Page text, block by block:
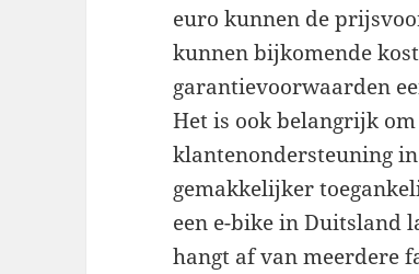
euro kunnen de
kunnen bijkomende
garantievoorwaarden
Het is ook belangrijk
klantenondersteuning
gemakkelijker
een e-bike in Duitsland
hangt af van meerdere